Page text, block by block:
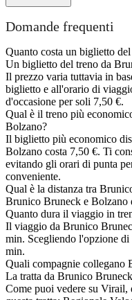
Domande frequenti
Quanto costa un biglietto
Un biglietto del treno da
Il prezzo varia tuttavia in
biglietto e all'orario di
d'occasione per soli 7,50 €.
Qual è il treno più
Bolzano?
Il biglietto più economico
Bolzano costa 7,50 €. Ti
evitando gli orari di punta
conveniente.
Qual è la distanza tra
Brunico Bruneck e Bolzano
Quanto dura il viaggio in
Il viaggio da Brunico
min. Scegliendo l'opzione
min.
Quali compagnie collegano
La tratta da Brunico
Come puoi vedere su Virail,